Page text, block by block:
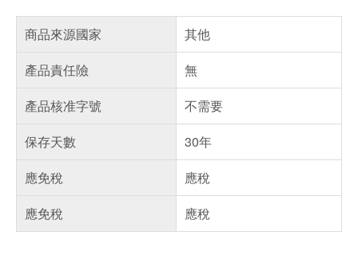
商品來源國家
其他
產品責任險
無
產品核准字號
不需要
保存天數
30年
應免稅
應稅
應免稅
應稅